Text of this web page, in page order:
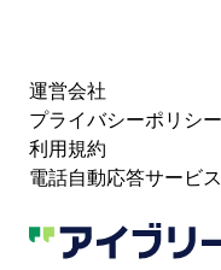
運営会社
プライバシーポリシー
利用規約
電話自動応答サービ